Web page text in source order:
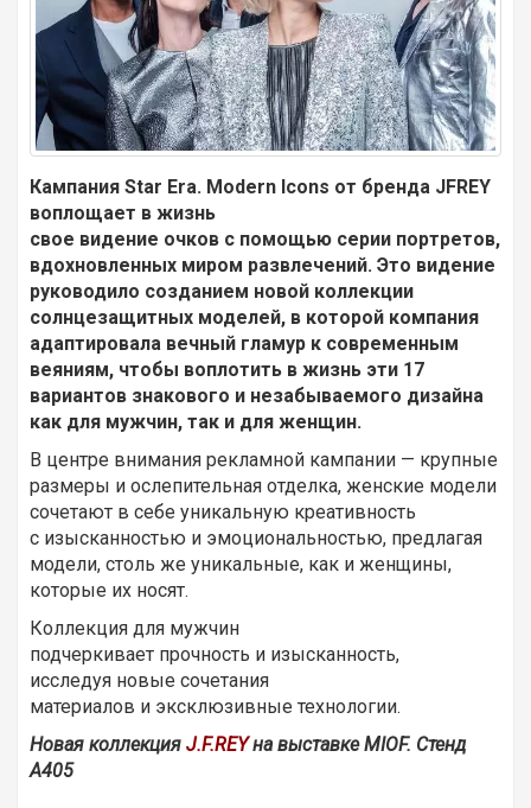
Кампания Star Era. Modern Icons от бренда JFREY
воплощает в жизнь
свое видение очков с помощью серии портретов,
вдохновленных миром развлечений. Это видение
руководило созданием новой коллекции
солнцезащитных моделей, в которой компания
адаптировала вечный гламур к современным
веяниям, чтобы воплотить в жизнь эти 17
вариантов знакового и незабываемого дизайна
как для мужчин, так и для женщин.
В центре внимания рекламной кампании — крупные
размеры и ослепительная отделка, женские модели
сочетают в себе уникальную креативность
с изысканностью и эмоциональностью, предлагая
модели, столь же уникальные, как и женщины,
которые их носят.
Коллекция для мужчин
подчеркивает прочность и изысканность,
исследуя новые сочетания
материалов и эксклюзивные технологии.
Новая коллекция J.F.REYна выставке MIOF. Стенд
А405